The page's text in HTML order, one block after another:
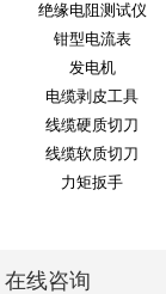
绝缘电阻测试仪
钳型电流表
发电机
电缆剥皮工具
线缆硬质切刀
线缆软质切刀
力矩扳手
在线咨询